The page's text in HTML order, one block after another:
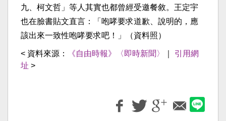
九、柯文哲」等人其實也都曾經受邀餐敘。王定宇
也在臉書貼文直言：「咆哮要求道歉、說明的，應
該出來一致性咆哮要求吧！」（資料照）
< 資料來源： 《自由時報》〈即時新聞〉
引用網
址 >